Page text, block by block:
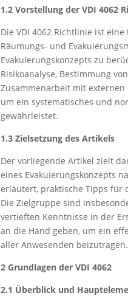
1.2 Vorstellung der VDI 4062
Die VDI 4062 Richtlinie ist
Räumungs- und
Evakuierungskonzepts zu
Risikoanalyse, Bestimmung
Zusammenarbeit mit
um ein systematisches und
gewährleistet.
1.3 Zielsetzung des Artikels
Der vorliegende Artikel zielt
eines Evakuierungskonzepts
erläutert, praktische Tipps für
Die Zielgruppe sind
vertieften Kenntnisse in der
an die Hand geben, um ein
aller Anwesenden beizutragen.
2 Grundlagen der VDI 4062
2.1 Überblick und